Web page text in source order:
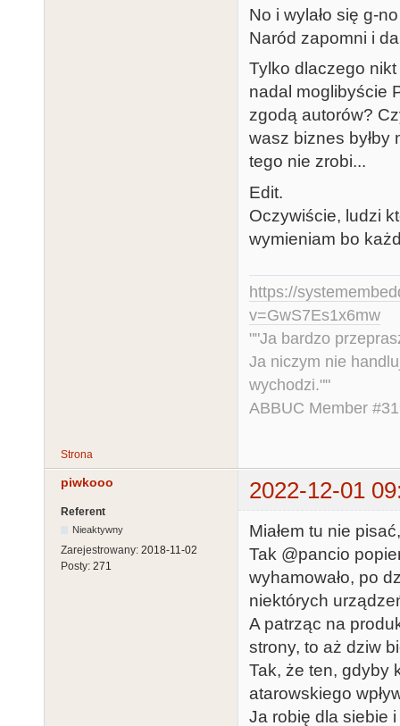
No i wylało się g-
Naród zapomni i
Tylko dlaczego nikt
nadal moglibyście
zgodą autorów?
wasz biznes byłby
tego nie zrobi...
Edit.
Oczywiście, ludzi
wymieniam bo
https://
v=GwS7Es1x6mw
""Ja bardzo
Ja niczym nie
wychodzi.""
ABBUC Member
Strona
piwkooo 2022-12-01
Referent
Nieaktywny
Zarejestrowany: 2018-11-02
Posty: 271
Miałem tu nie
Tak @pancio
wyhamowało, po
niektórych
A patrząc na
strony, to aż dziw
Tak, że ten, gdyby
atarowskiego
Ja robię dla siebie